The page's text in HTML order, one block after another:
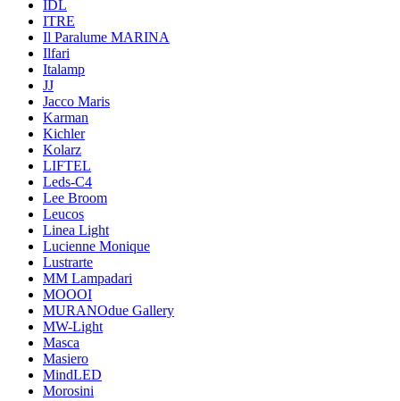
IDL
ITRE
Il Paralume MARINA
Ilfari
Italamp
JJ
Jacco Maris
Karman
Kichler
Kolarz
LIFTEL
Leds-C4
Lee Broom
Leucos
Linea Light
Lucienne Monique
Lustrarte
MM Lampadari
MOOOI
MURANOdue Gallery
MW-Light
Masca
Masiero
MindLED
Morosini